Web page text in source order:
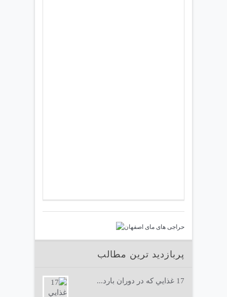
پربازدید ترین مطالب
17 غذايي كه در دوران بارد...